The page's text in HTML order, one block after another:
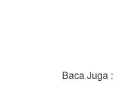
Baca Juga :